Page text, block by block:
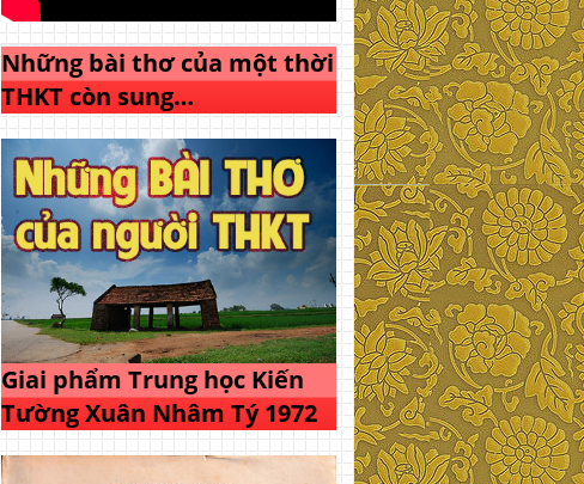
Những bài thơ của một thời
THKT còn sung…
Giai phẩm Trung học Kiến
Tường Xuân Nhâm Tý 1972